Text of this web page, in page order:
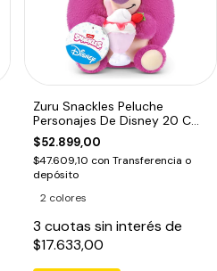
Zuru Snackles Peluche
Personajes De Disney 20 Cm
Lotso
$52.899,00
$47.609,10 con Transferencia o
depósito
2 colores
3 cuotas sin interés de
$17.633,00